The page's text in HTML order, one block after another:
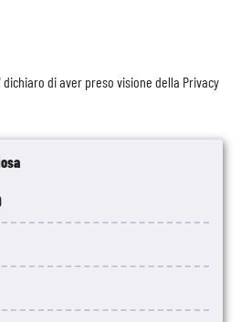
dichiaro di aver preso visione della Privacy